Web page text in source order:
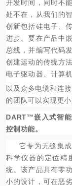
开发时间，同时不
处不在，从我们的
创新包括硅电子、
进步。要在产品中
总线，并编写代码
创建运动的传统方
电子驱动器、计算
以及众多电缆和连
的团队可以实现更
DART™嵌入式智能
控制功能。
它专为无缝集
科学仪器的定位精
统。该产品具有零
小的设计，可在恶